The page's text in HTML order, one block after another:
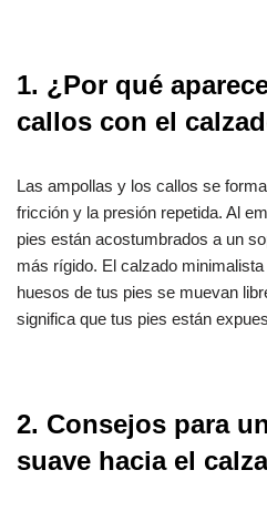
1. ¿Por qué
callos con el
Las ampollas y los callos se
fricción y la presión repetida. Al
pies están acostumbrados a un
más rígido. El calzado
huesos de tus pies se muevan
significa que tus pies están
2. Consejos para
suave hacia el